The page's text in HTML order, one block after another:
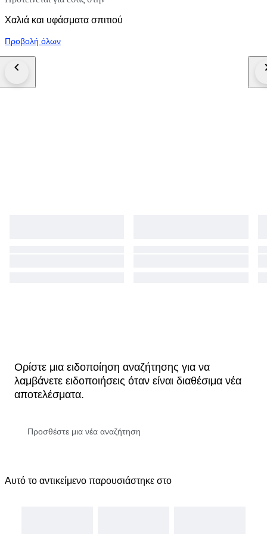
Χαλιά και υφάσματα σπιτιού
Προβολή όλων
Ορίστε μια ειδοποίηση αναζήτησης για να
λαμβάνετε ειδοποιήσεις όταν είναι διαθέσιμα νέα
αποτελέσματα.
Αυτό το αντικείμενο παρουσιάστηκε στο